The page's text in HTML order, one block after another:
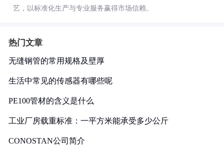
艺，以标准化生产与专业服务赢得市场信赖。
热门文章
无缝钢管的常用规格及壁厚
生活中常见的传感器有哪些呢
PE100管材的含义是什么
工业厂房载重标准：一平方米能承受多少公斤
CONOSTAN公司简介